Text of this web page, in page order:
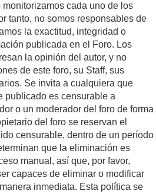
monitorizamos cada uno de los
tanto, no somos responsables de
la exactitud, integridad o
publicada en el Foro. Los
la opinión del autor, y no
de este foro, su Staff, sus
Se invita a cualquiera que
publicado es censurable a
o un moderador del foro de forma
del foro se reservan el
censurable, dentro de un período
que la eliminación es
manual, así que, por favor,
capaces de eliminar o modificar
inmediata. Esta política se